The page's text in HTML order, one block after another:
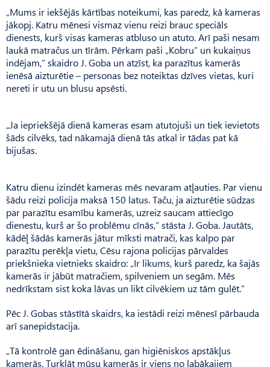
„Mums ir iekšējās kārtības noteikumi, kas paredz, kā kameras
jākopj. Katru mēnesi vismaz vienu reizi brauc speciāls
dienests, kurš visas kameras atbluso un atuto. Arī paši nesam
laukā matračus un tīrām. Pērkam paši „Kobru” un kukaiņus
indējam,” skaidro J. Goba un atzīst, ka parazītus kamerās
ienēsā aizturētie – personas bez noteiktas dzīves vietas, kuri
nereti ir utu un blusu apsēsti.
„Ja iepriekšējā dienā kameras esam atutojuši un tiek ievietots
šāds cilvēks, tad nākamajā dienā tās atkal ir tādas pat kā
bijušas.
Katru dienu izindēt kameras mēs nevaram atļauties. Par vienu
šādu reizi policija maksā 150 latus. Taču, ja aizturētie sūdzas
par parazītu esamību kamerās, uzreiz saucam attiecīgo
dienestu, kurš ar šo problēmu cīnās,” stāsta J. Goba. Jautāts,
kādēļ šādās kamerās jātur mīksti matrači, kas kalpo par
parazītu perēkļa vietu, Cēsu rajona policijas pārvaldes
priekšnieka vietnieks skaidro: „Ir likums, kurš paredz, ka šajās
kamerās ir jābūt matračiem, spilveniem un segām. Mēs
nedrīkstam sist koka lāvas un likt cilvēkiem uz tām gulēt.”
Pēc J. Gobas stāstītā skaidrs, ka iestādi reizi mēnesī pārbauda
arī sanepidstacija.
„Tā kontrolē gan ēdināšanu, gan higiēniskos apstākļus
kamerās. Turklāt mūsu kamerās ir viens no labākajiem